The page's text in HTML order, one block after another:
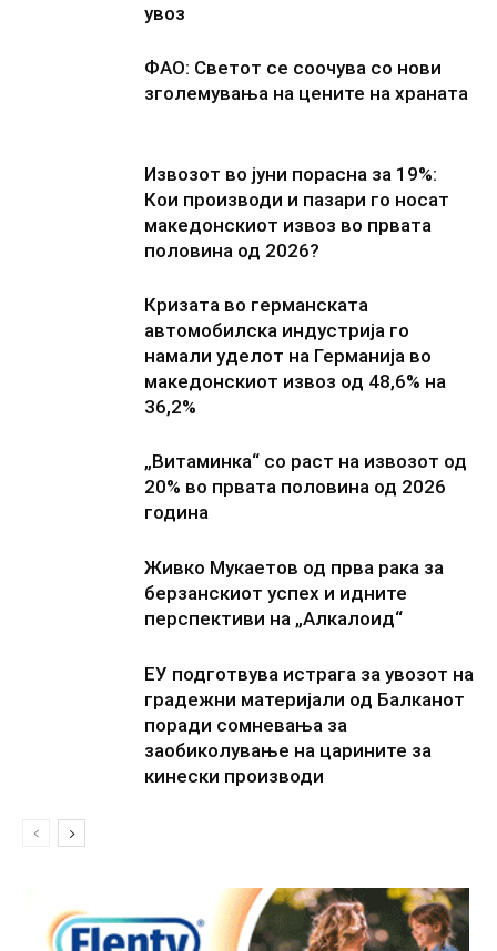
увоз
ФАО: Светот се соочува со нови
зголемувања на цените на храната
Извозот во јуни порасна за 19%:
Кои производи и пазари го носат
македонскиот извоз во првата
половина од 2026?
Кризата во германската
автомобилска индустрија го
намали уделот на Германија во
македонскиот извоз од 48,6% на
36,2%
„Витаминка“ со раст на извозот од
20% во првата половина од 2026
година
Живко Мукаетов од прва рака за
берзанскиот успех и идните
перспективи на „Алкалоид“
ЕУ подготвува истрага за увозот на
градежни материјали од Балканот
поради сомневања за
заобиколување на царините за
кинески производи